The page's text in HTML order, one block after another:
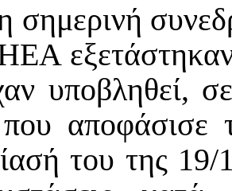
σημερινή
εξετάστηκαν
υποβληθεί,
αποφάσισε
του της